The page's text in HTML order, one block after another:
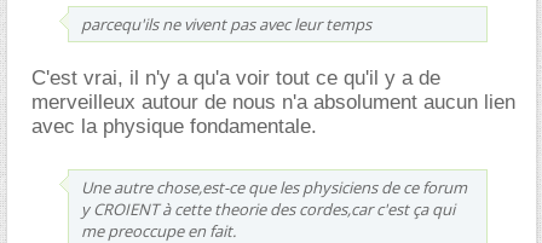
parcequ'ils ne vivent pas avec leur temps
C'est vrai, il n'y a qu'a voir tout ce qu'il y a de
merveilleux autour de nous n'a absolument aucun lien
avec la physique fondamentale.
Une autre chose,est-ce que les physiciens de ce forum
y CROIENT à cette theorie des cordes,car c'est ça qui
me preoccupe en fait.